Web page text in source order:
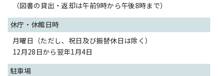
（図書の貸出・返却は午前9時から午後8時まで）
休庁・休館日時
月曜日（ただし、祝日及び振替休日は除く）
12月28日から翌年1月4日
駐車場